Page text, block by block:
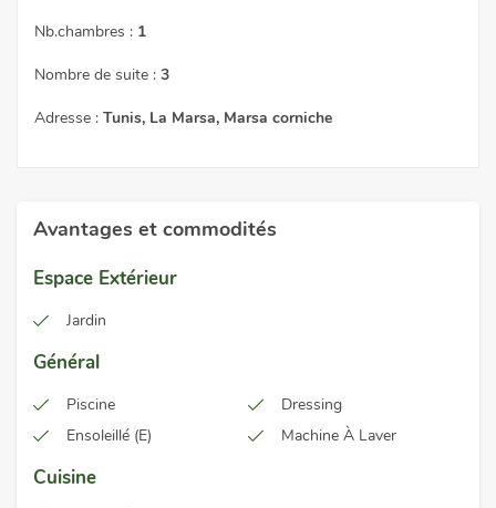
Nb.chambres : 1
Nombre de suite : 3
Adresse : Tunis, La Marsa, Marsa corniche
Avantages et commodités
Espace Extérieur
Jardin
Général
Piscine
Dressing
Ensoleillé (e)
Machine À Laver
Cuisine